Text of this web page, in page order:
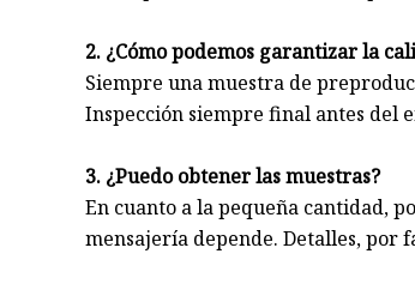
2. ¿Cómo podemos garantizar la
Siempre una muestra de
Inspección siempre final antes del
3. ¿Puedo obtener las muestras?
En cuanto a la pequeña cantidad,
mensajería depende. Detalles, por